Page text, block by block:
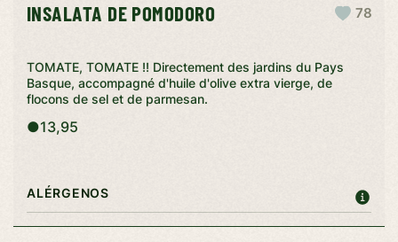
INSALATA DE POMODORO 78
TOMATE, TOMATE !! Directement des jardins du Pays
Basque, accompagné d'huile d'olive extra vierge, de
flocons de sel et de parmesan.
●13,95
ALÉRGENOS